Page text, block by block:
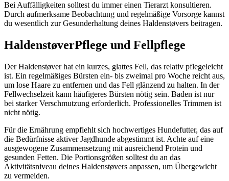
Bei Auffälligkeiten solltest du immer einen Tierarzt konsultieren.
Durch aufmerksame Beobachtung und regelmäßige Vorsorge kannst
du wesentlich zur Gesunderhaltung deines Haldenstøvers beitragen.
HaldenstøverPflege und Fellpflege
Der Haldenstøver hat ein kurzes, glattes Fell, das relativ pflegeleicht
ist. Ein regelmäßiges Bürsten ein- bis zweimal pro Woche reicht aus,
um lose Haare zu entfernen und das Fell glänzend zu halten. In der
Fellwechselzeit kann häufigeres Bürsten nötig sein. Baden ist nur
bei starker Verschmutzung erforderlich. Professionelles Trimmen ist
nicht nötig.
Für die Ernährung empfiehlt sich hochwertiges Hundefutter, das auf
die Bedürfnisse aktiver Jagdhunde abgestimmt ist. Achte auf eine
ausgewogene Zusammensetzung mit ausreichend Protein und
gesunden Fetten. Die Portionsgrößen solltest du an das
Aktivitätsniveau deines Haldenstøvers anpassen, um Übergewicht
zu vermeiden.